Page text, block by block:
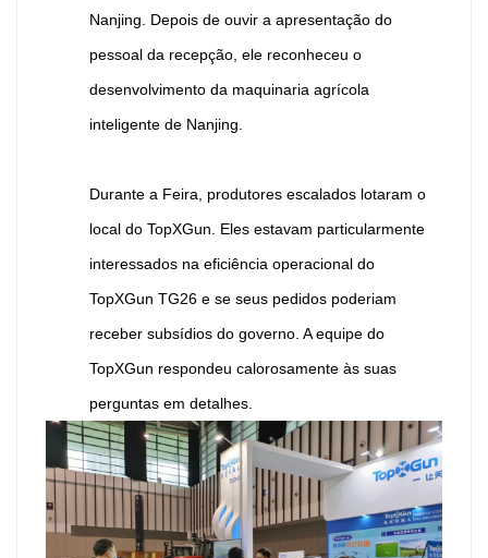
Nanjing. Depois de ouvir a apresentação do
pessoal da recepção, ele reconheceu o
desenvolvimento da maquinaria agrícola
inteligente de Nanjing.
Durante a Feira, produtores escalados lotaram o
local do TopXGun. Eles estavam particularmente
interessados na eficiência operacional do
TopXGun TG26 e se seus pedidos poderiam
receber subsídios do governo. A equipe do
TopXGun respondeu calorosamente às suas
perguntas em detalhes.